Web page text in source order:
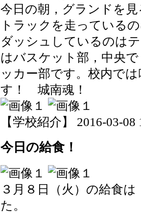
今日の朝，グランドを
トラックを走っている
ダッシュしているのは
はバスケット部，中央
ッカー部です。校内で
す！ 城南魂！
【学校紹介】 2016-03-08
今日の給食！
３月８日（火）の給食
た。